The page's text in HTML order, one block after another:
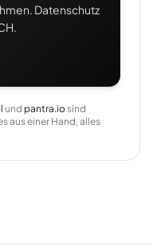
Datenschutz
und pantra.iosind
aus einer Hand, alles